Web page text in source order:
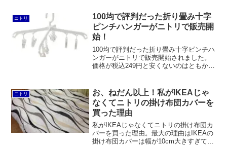
バーカード機能も搭載しています。
ニトリ
100均で評判だった折り畳み十字
ピンチハンガーがニトリで販売開
始！
100均で評判だった折り畳み十字ピンチハ
ンガーがニトリで販売開始されました。
価格が税込249円と安くないのはともか
です。
ニトリ
お、ねだん以上！私がIKEAじゃ
なくてニトリの掛け布団カバーを
買った理由
私がIKEAじゃなくてニトリの掛け布団カ
バーを買った理由。最大の理由はIKEAの
掛け布団カバーは幅が10cm大きすぎて奥